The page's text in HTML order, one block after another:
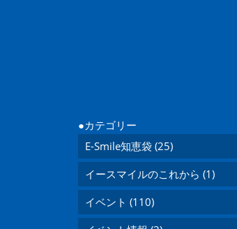
カテゴリー
E-Smile知恵袋 (25)
イースマイルのこれから (1)
イベント (110)